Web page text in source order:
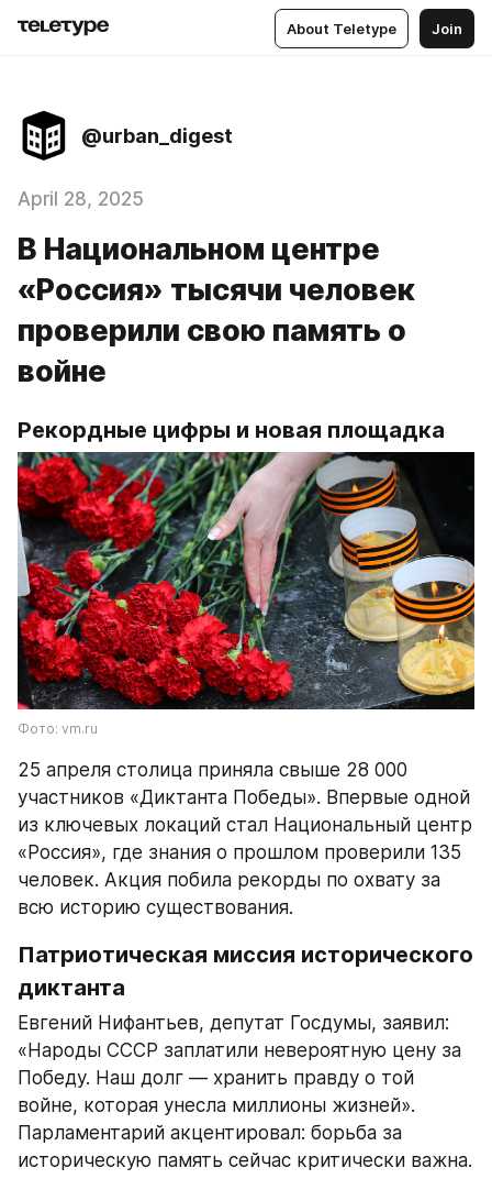
About Teletype Join
@urban_digest
April 28, 2025
В Национальном центре
«Россия» тысячи человек
проверили свою память о
войне
Рекордные цифры и новая площадка
Фото: vm.ru
25 апреля столица приняла свыше 28 000
участников «Диктанта Победы». Впервые одной
из ключевых локаций стал Национальный центр
«Россия», где знания о прошлом проверили 135
человек. Акция побила рекорды по охвату за
всю историю существования.
Патриотическая миссия исторического
диктанта
Евгений Нифантьев, депутат Госдумы, заявил:
«Народы СССР заплатили невероятную цену за
Победу. Наш долг — хранить правду о той
войне, которая унесла миллионы жизней».
Парламентарий акцентировал: борьба за
историческую память сейчас критически важна.